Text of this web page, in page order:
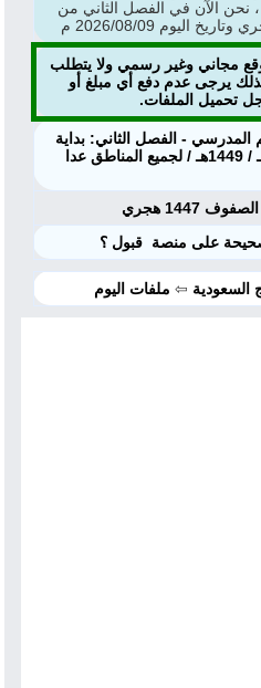
، نحن الآن في الفصل الثاني من
مجاني وغير رسمي ولا يتطلب
يرجى عدم دفع أي مبلغ أو
تحميل الملفات.
المدرسي - الفصل الثاني: بداية
الدراسة للعام الدراسي 1448هـ / 1449هـ / لجميع المناطق عدا
1447 هجري
على منصة ⁧ قبول ⁩؟
السعودية ⇦ ملفات اليوم